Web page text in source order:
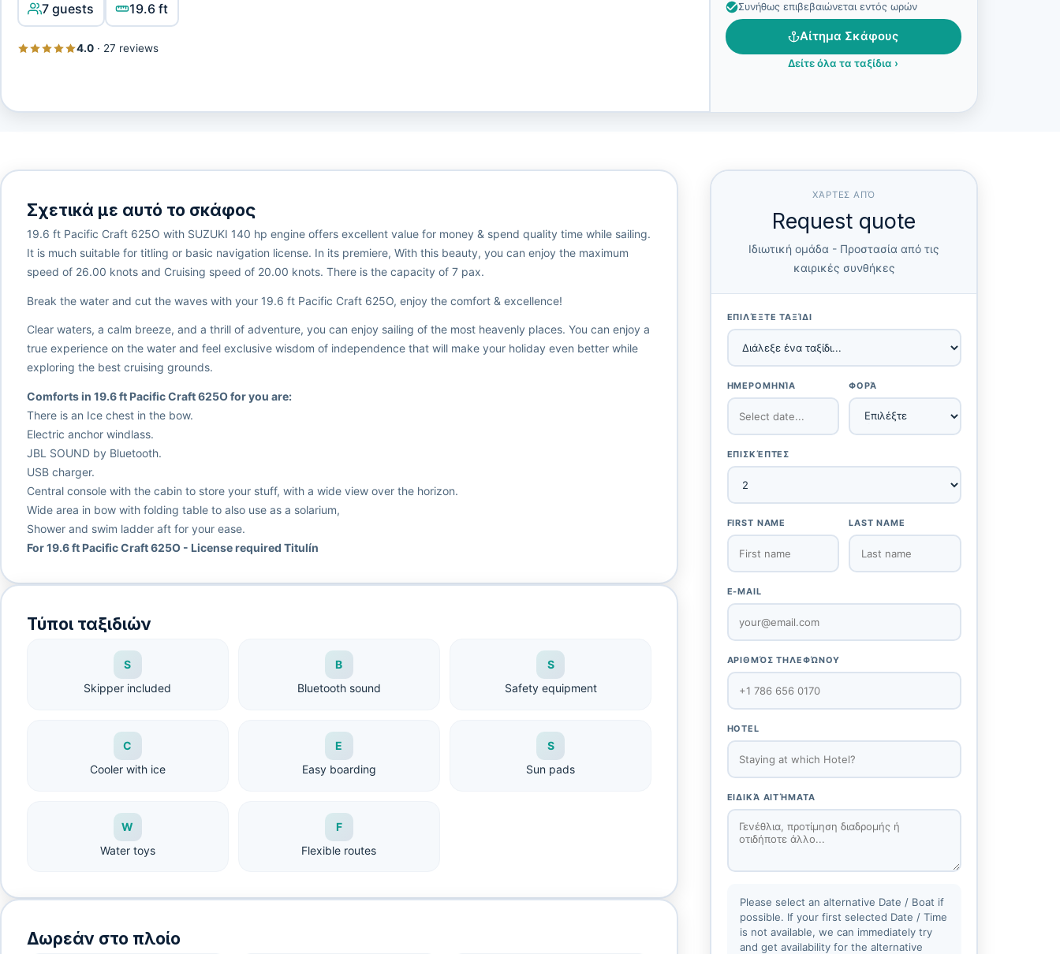
7 guests 19.6 ft
4.0· 27 reviews
Συνήθως επιβεβαιώνεται εντός ωρών
Αίτημα Σκάφους
Δείτε όλα τα ταξίδια ›
Σχετικά με αυτό το σκάφος
19.6 ft Pacific Craft 625O with SUZUKI 140 hp engine offers excellent value for money & spend quality time while sailing.
It is much suitable for titling or basic navigation license. In its premiere, With this beauty, you can enjoy the maximum
speed of 26.00 knots and Cruising speed of 20.00 knots. There is the capacity of 7 pax.
Break the water and cut the waves with your 19.6 ft Pacific Craft 625O, enjoy the comfort & excellence!
Clear waters, a calm breeze, and a thrill of adventure, you can enjoy sailing of the most heavenly places. You can enjoy a
true experience on the water and feel exclusive wisdom of independence that will make your holiday even better while
exploring the best cruising grounds.
Comforts in 19.6 ft Pacific Craft 625O for you are:
There is an Ice chest in the bow.
Electric anchor windlass.
JBL SOUND by Bluetooth.
USB charger.
Central console with the cabin to store your stuff, with a wide view over the horizon.
Wide area in bow with folding table to also use as a solarium,
Shower and swim ladder aft for your ease.
For 19.6 ft Pacific Craft 625O - License required Titulín
Τύποι ταξιδιών
S
Skipper included
B
Bluetooth sound
S
Safety equipment
C
Cooler with ice
E
Easy boarding
S
Sun pads
W
Water toys
F
Flexible routes
Δωρεάν στο πλοίο
ΧΆΡΤΕΣ ΑΠΌ
Request quote
Ιδιωτική ομάδα - Προστασία από τις
καιρικές συνθήκες
ΕΠΙΛΈΞΤΕ ΤΑΞΊΔΙ
ΗΜΕΡΟΜΗΝΊΑ ΦΟΡΆ
ΕΠΙΣΚΈΠΤΕΣ
FIRST NAME LAST NAME
E-MAIL
ΑΡΙΘΜΌΣ ΤΗΛΕΦΏΝΟΥ
HOTEL
ΕΙΔΙΚΆ ΑΙΤΉΜΑΤΑ
Please select an alternative Date / Boat if
possible. If your first selected Date / Time
is not available, we can immediately try
and get availability for the alternative